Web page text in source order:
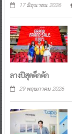
17 มิถุนายน 2026
ลางปีสุดคึกคัก
29 พฤษภาคม 2026